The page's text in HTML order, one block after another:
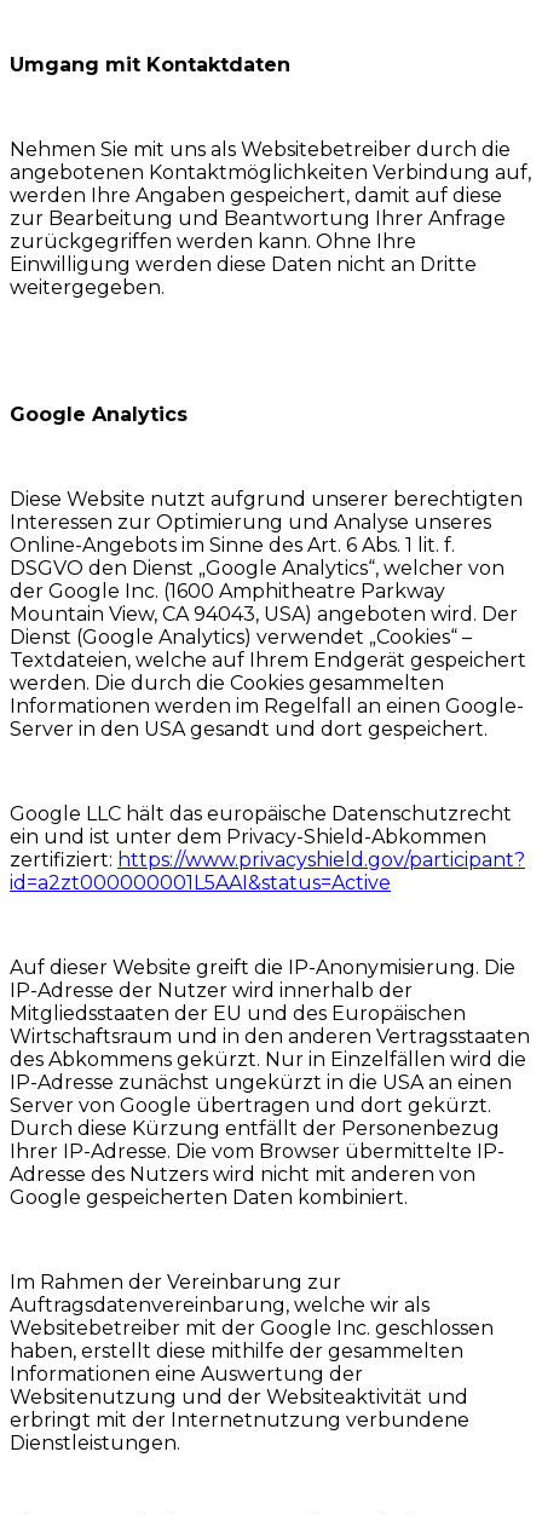
Umgang mit Kontaktdaten
Nehmen Sie mit uns als Websitebetreiber durch die
angebotenen Kontaktmöglichkeiten Verbindung auf,
werden Ihre Angaben gespeichert, damit auf diese
zur Bearbeitung und Beantwortung Ihrer Anfrage
zurückgegriffen werden kann. Ohne Ihre
Einwilligung werden diese Daten nicht an Dritte
weitergegeben.
Google Analytics
Diese Website nutzt aufgrund unserer berechtigten
Interessen zur Optimierung und Analyse unseres
Online-Angebots im Sinne des Art. 6 Abs. 1 lit. f.
DSGVO den Dienst „Google Analytics“, welcher von
der Google Inc. (1600 Amphitheatre Parkway
Mountain View, CA 94043, USA) angeboten wird. Der
Dienst (Google Analytics) verwendet „Cookies“ –
Textdateien, welche auf Ihrem Endgerät gespeichert
werden. Die durch die Cookies gesammelten
Informationen werden im Regelfall an einen Google-
Server in den USA gesandt und dort gespeichert.
Google LLC hält das europäische Datenschutzrecht
ein und ist unter dem Privacy-Shield-Abkommen
zertifiziert: https://www.privacyshield.gov/participant?
id=a2zt000000001L5AAI&status=Active
Auf dieser Website greift die IP-Anonymisierung. Die
IP-Adresse der Nutzer wird innerhalb der
Mitgliedsstaaten der EU und des Europäischen
Wirtschaftsraum und in den anderen Vertragsstaaten
des Abkommens gekürzt. Nur in Einzelfällen wird die
IP-Adresse zunächst ungekürzt in die USA an einen
Server von Google übertragen und dort gekürzt.
Durch diese Kürzung entfällt der Personenbezug
Ihrer IP-Adresse. Die vom Browser übermittelte IP-
Adresse des Nutzers wird nicht mit anderen von
Google gespeicherten Daten kombiniert.
Im Rahmen der Vereinbarung zur
Auftragsdatenvereinbarung, welche wir als
Websitebetreiber mit der Google Inc. geschlossen
haben, erstellt diese mithilfe der gesammelten
Informationen eine Auswertung der
Websitenutzung und der Websiteaktivität und
erbringt mit der Internetnutzung verbundene
Dienstleistungen.